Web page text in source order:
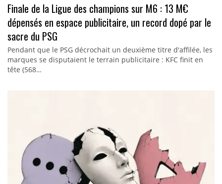
Finale de la Ligue des champions sur M6 : 13 M€
dépensés en espace publicitaire, un record dopé par le
sacre du PSG
Pendant que le PSG décrochait un deuxième titre d'affilée, les
marques se disputaient le terrain publicitaire : KFC finit en
tête (568…